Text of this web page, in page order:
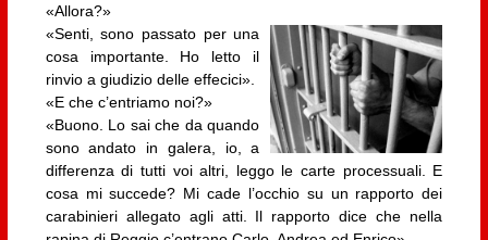
«Allora?»
«Senti, sono passato per una
cosa importante. Ho letto il
rinvio a giudizio delle effecici».
«E che c’entriamo noi?»
«Buono. Lo sai che da quando
sono andato in galera, io, a
differenza di tutti voi altri, leggo le carte processuali. E
cosa mi succede? Mi cade l’occhio su un rapporto dei
carabinieri allegato agli atti. Il rapporto dice che nella